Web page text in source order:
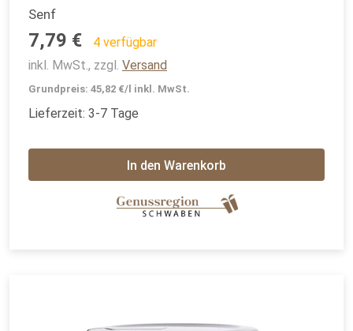
Senf
7,79 €
4 verfügbar
inkl. MwSt., zzgl. Versand
Grundpreis: 45,82 €/l inkl. MwSt.
Lieferzeit: 3-7 Tage
In den Warenkorb